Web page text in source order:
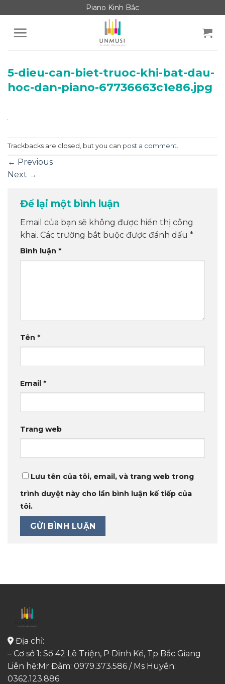
to
content
Piano Kinh Bắc
5-dieu-can-biet-truoc-khi-bat-dau-
hoc-dan-piano-67736663c1e86.jpg
Trackbacks are closed, but you can post a comment
← Previous
Next →
Để lại một bình luận
Email của bạn sẽ không được hiển thị công
khai. Các trường bắt buộc được đánh dấu *
Bình luận *
Tên *
Email *
Trang web
Lưu tên của tôi, email, và trang web trong
trình duyệt này cho lần bình luận kế tiếp của
tôi.
Địa chỉ:
– Cơ sở 1: Số 42 Lê Triện, P Dĩnh Kế, Tp Bắc Giang
Liên hệ:Mr Đảm: 0979.373.586 / Ms Huyền:
0362.123.886